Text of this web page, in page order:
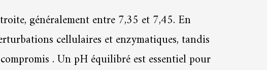
généralement entre 7,35 et 7,45. En
cellulaires et enzymatiques, tandis
. Un pH équilibré est essentiel pour